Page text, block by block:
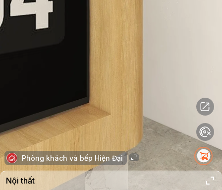
Phòng khách và bếp Hiện Đại
Nội thất